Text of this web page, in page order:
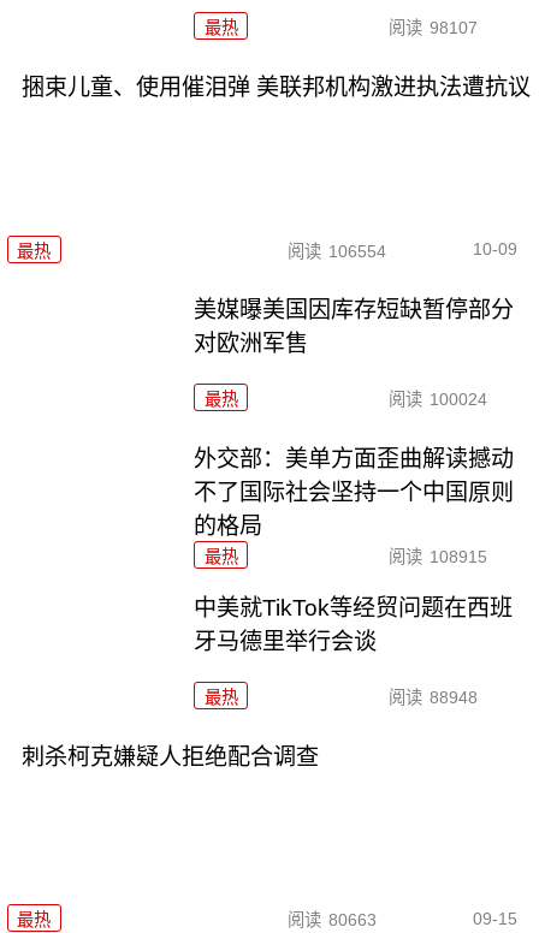
最热 阅读 98107
捆束儿童、使用催泪弹 美联邦机构激进执法遭抗议
最热 阅读 106554 10-09
美媒曝美国因库存短缺暂停部分
对欧洲军售
最热 阅读 100024
外交部：美单方面歪曲解读撼动
不了国际社会坚持一个中国原则
的格局
最热 阅读 108915
中美就TikTok等经贸问题在西班
牙马德里举行会谈
最热 阅读 88948
刺杀柯克嫌疑人拒绝配合调查
最热 阅读 80663 09-15